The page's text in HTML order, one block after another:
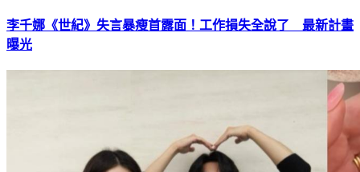
李千娜《世紀》失言暴瘦首露面！工作損失全說了 最新計畫
曝光